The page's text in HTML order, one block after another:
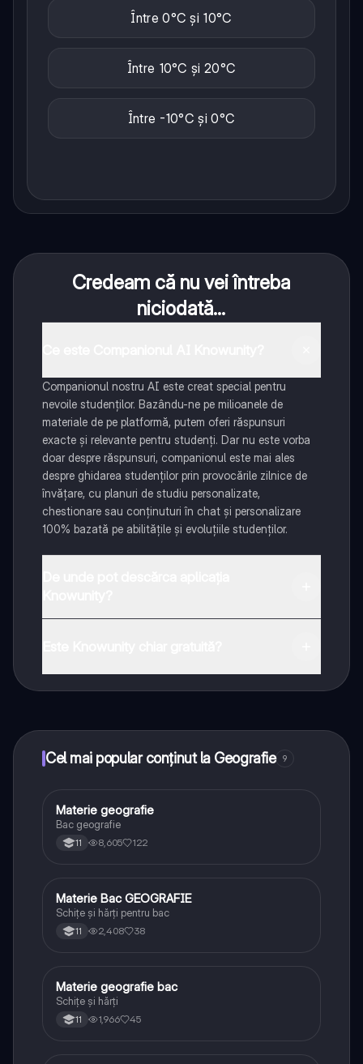
Între 0°C și 10°C
Între 10°C și 20°C
Între -10°C și 0°C
Credeam că nu vei întreba
niciodată...
Companionul nostru AI este creat special pentru
nevoile studenților. Bazându-ne pe milioanele de
materiale de pe platformă, putem oferi răspunsuri
exacte și relevante pentru studenți. Dar nu este vorba
doar despre răspunsuri, companionul este mai ales
despre ghidarea studenților prin provocările zilnice de
învățare, cu planuri de studiu personalizate,
chestionare sau conținuturi în chat și personalizare
100% bazată pe abilitățile și evoluțiile studenților.
Cel mai popular conținut la Geografie 9
Geografie
Materie geografie
Bac geografie
11 8,605 122
Geografie
Materie Bac GEOGRAFIE
Schițe și hărți pentru bac
11 2,408 38
Geografie
Materie geografie bac
Schițe și hărți
11 1,966 45